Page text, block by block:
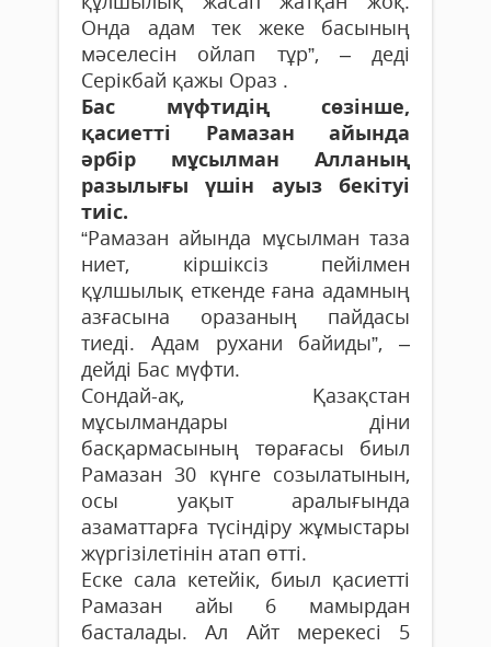
Онда адам тек жеке басының
мәселесін ойлап тұр”, – деді
Серікбай қажы Ораз .
Бас мүфтидің сөзінше,
қасиетті Рамазан айында
әрбір мұсылман Алланың
разылығы үшін ауыз бекітуі
тиіс.
“Рамазан айында мұсылман таза
ниет, кіршіксіз пейілмен
құлшылық еткенде ғана адамның
азғасына оразаның пайдасы
тиеді. Адам рухани байиды”, –
дейді Бас мүфти.
Сондай-ақ, Қазақстан
мұсылмандары діни
басқармасының төрағасы биыл
Рамазан 30 күнге созылатынын,
осы уақыт аралығында
азаматтарға түсіндіру жұмыстары
жүргізілетінін атап өтті.
Еске сала кетейік, биыл қасиетті
Рамазан айы 6 мамырдан
басталады. Ал Айт мерекесі 5